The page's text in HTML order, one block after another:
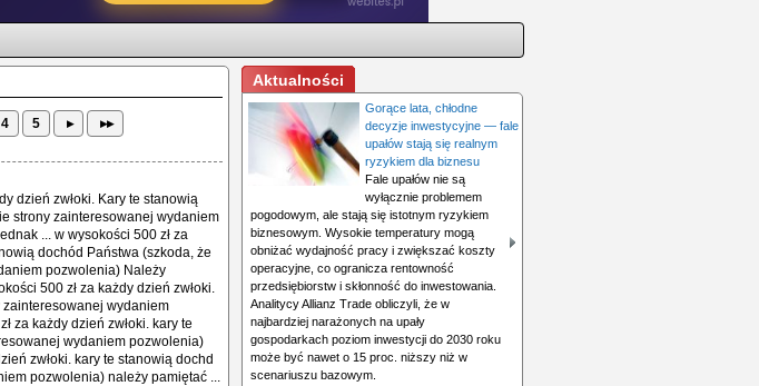
4 5 ▸ ▸▸
dzień zwłoki. Kary te stanowią
strony zainteresowanej wydaniem
... w wysokości 500 zł za
dochód Państwa (szkoda, że
pozwolenia) Należy
500 zł za każdy dzień zwłoki.
wydaniem
za każdy dzień zwłoki. kary te
wydaniem pozwolenia)
zwłoki. kary te stanowią dochd
pozwolenia) należy pamiętać ...
Aktualności
Gorące lata, chłodne
decyzje inwestycyjne — fale
upałów stają się realnym
ryzykiem dla biznesu
Fale upałów nie są
wyłącznie problemem
pogodowym, ale stają się istotnym ryzykiem
biznesowym. Wysokie temperatury mogą
obniżać wydajność pracy i zwiększać koszty
operacyjne, co ogranicza rentowność
przedsiębiorstw i skłonność do inwestowania.
Analitycy Allianz Trade obliczyli, że w
najbardziej narażonych na upały
gospodarkach poziom inwestycji do 2030 roku
może być nawet o 15 proc. niższy niż w
scenariuszu bazowym.